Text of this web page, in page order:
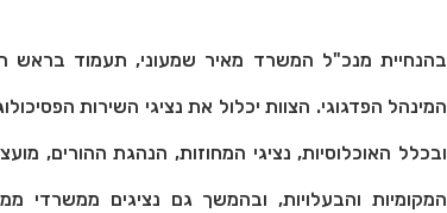
בהנחיית מנכ"ל המשרד מאיר שמעוני, תעמוד בראש
המינהל הפדגוגי. הצוות יכלול את נציגי השירות
ובכלל האוכלוסיות, נציגי המחוזות, הנהגת ההורים,
המקומיות והבעלויות, ובהמשך גם נציגים ממשרדי